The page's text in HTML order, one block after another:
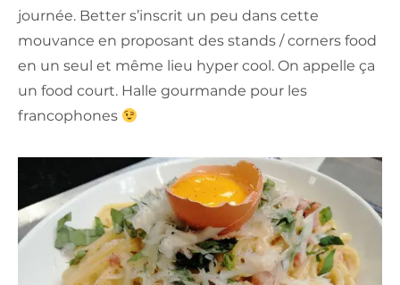
journée. Better s’inscrit un peu dans cette
mouvance en proposant des stands / corners food
en un seul et même lieu hyper cool. On appelle ça
un food court. Halle gourmande pour les
francophones